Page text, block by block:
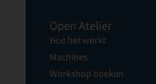
Open Atelier
Hoe het werkt
Machines
Workshop boeken